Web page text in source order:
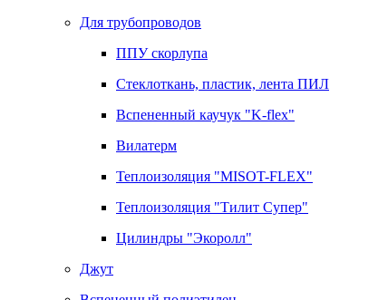
Для трубопроводов
ППУ скорлупа
Стеклоткань, пластик, лента ПИЛ
Вспененный каучук "K-flex"
Вилатерм
Теплоизоляция "MISOT-FLEX"
Теплоизоляция "Тилит Супер"
Цилиндры "Экоролл"
Джут